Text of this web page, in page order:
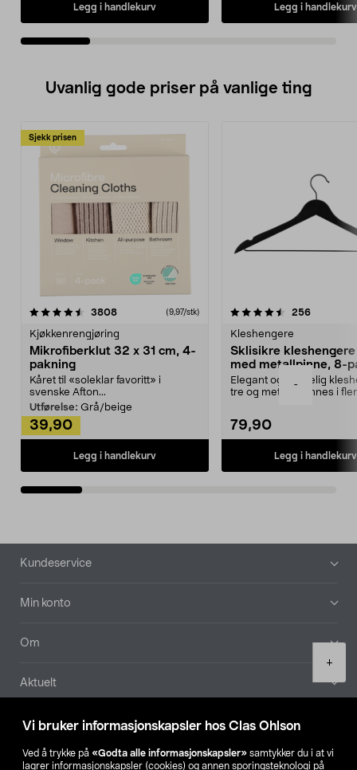
Vi bruker informasjonskapsler hos Clas Ohlson
Ved å trykke på «Godta alle informasjonskapsler» samtykker du i at vi
lagrer informasjonskapsler (cookies) og annen sporingsteknologi på
-
+
Legg i handlekurv Legg i handlekurv
Uvanlig gode priser på vanlige ting
Sjekk prisen
3808anmeldelser(9,97/stk)
Kjøkkenrengjøring
Mikrofiberklut 32 x 31 cm, 4-
pakning
Kåret til «soleklar favoritt» i
svenske Afton...
Utførelse: Grå/beige
39,90
Legg i handlekurv
4.5av 5 stjerner 256
Kleshengere
Sklisikre
med metallpinne, 8-
Elegant og skikkelig
tre og metall – finnes i
79,90
Legg i handlekurv
4.5av 5 stjerner
Bunntekst
Kundeservice
Min konto
Om
Aktuelt
Våre selskaper
Finn din butikk